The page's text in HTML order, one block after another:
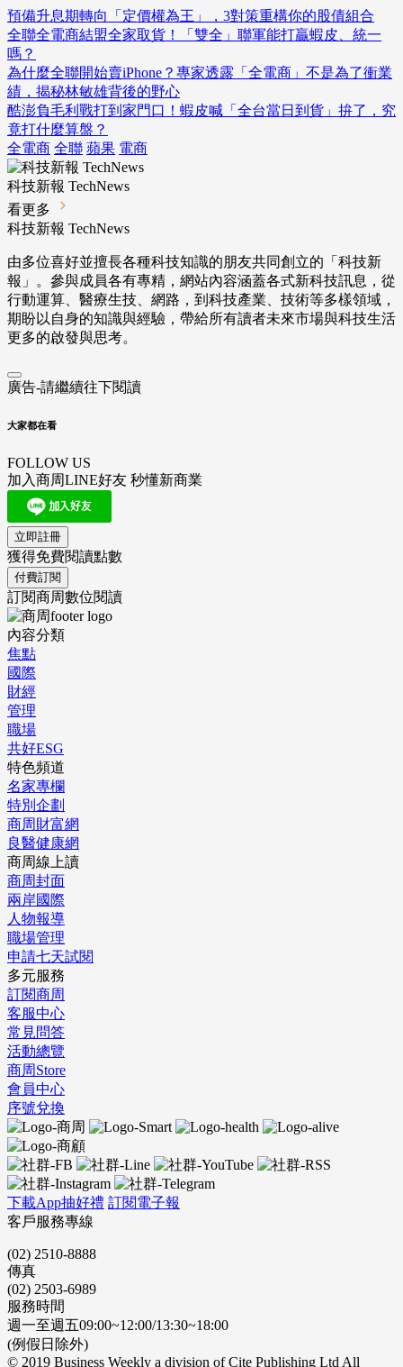
預備升息期轉向「定價權為王」，3對策重構你的股債組合
全聯全電商結盟全家取貨！「雙全」聯軍能打贏蝦皮、統一
嗎？
為什麼全聯開始賣iPhone？專家透露「全電商」不是為了衝業
績，揭秘林敏雄背後的野心
酷澎負毛利戰打到家門口！蝦皮喊「全台當日到貨」拚了，究
竟打什麼算盤？
全電商 全聯 蘋果 電商
科技新報 TechNews
看更多
科技新報 TechNews
由多位喜好並擅長各種科技知識的朋友共同創立的「科技新
報」。參與成員各有專精，網站內容涵蓋各式新科技訊息，從
行動運算、醫療生技、網路，到科技產業、技術等多樣領域，
期盼以自身的知識與經驗，帶給所有讀者未來市場與科技生活
更多的啟發與思考。
廣告-請繼續往下閱讀
大家都在看
FOLLOW US
加入商周LINE好友 秒懂新商業
立即註冊
獲得免費閱讀點數
付費訂閱
訂閱商周數位閱讀
內容分類
焦點
國際
財經
管理
職場
共好ESG
特色頻道
名家專欄
特別企劃
商周財富網
良醫健康網
商周線上讀
商周封面
兩岸國際
人物報導
職場管理
申請七天試閱
多元服務
訂閱商周
客服中心
常見問答
活動總覽
商周Store
會員中心
序號兌換
下載App抽好禮 訂閱電子報
客戶服務專線
(02) 2510-8888
傳真
(02) 2503-6989
服務時間
週一至週五09:00~12:00/13:30~18:00
(例假日除外)
© 2019 Business Weekly a division of Cite Publishing Ltd All